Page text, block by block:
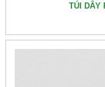
TÚI DÂY